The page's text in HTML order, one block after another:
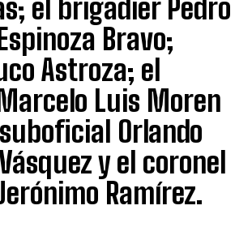
el brigadier Pedro
Bravo;
Astroza; el
Luis Moren
Orlando
y el coronel
Ramírez.